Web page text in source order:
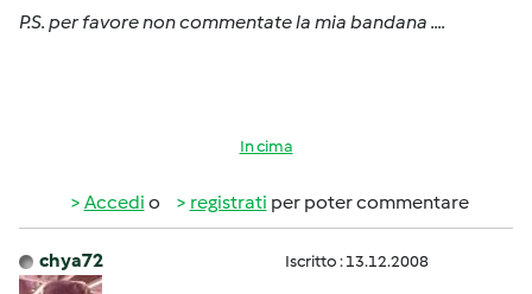
P.S. per favore non commentate la mia bandana ....
In cima
Accedi o registrati per poter commentare
chya72 Iscritto : 13.12.2008